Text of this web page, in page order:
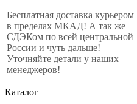
Бесплатная доставка курьером
в пределах МКАД! А так же
СДЭКом по всей центральной
России и чуть дальше!
Уточняйте детали у наших
менеджеров!
Каталог